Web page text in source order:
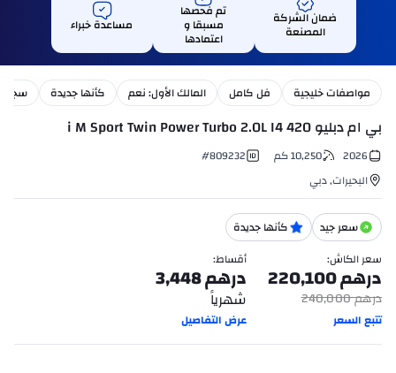
ضمان الشركة
المصنعة
تم فحصها
مسبقا و
اعتمادها
مساعدة خبراء
مواصفات خليجية فل كامل المالك الأول: نعم كأنها جديدة سجل
بي ام دبليو 420 i M Sport Twin Power Turbo 2.0L I4
2026
10,250 كم #809232
البحيرات,دبي
سعر جيد
كأنها جديدة
سعر الكاش:
درهم220,100
درهم240,000
تتبع السعر
أقساط:
درهم3,448
شهرياً
عرض التفاصيل